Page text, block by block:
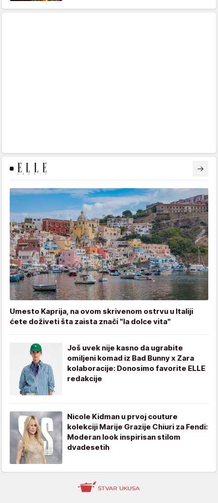
Umesto Kaprija, na ovom skrivenom ostrvu u Italiji
ćete doživeti šta zaista znači "la dolce vita"
Još uvek nije kasno da ugrabite
omiljeni komad iz Bad Bunny x Zara
kolaboracije: Donosimo favorite ELLE
redakcije
Nicole Kidman u prvoj couture
kolekciji Marije Grazije Chiuri za Fendi:
Moderan look inspirisan stilom
dvadesetih